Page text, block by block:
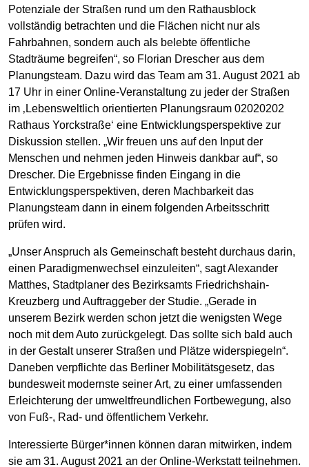
Potenziale der Straßen rund um den Rathausblock
vollständig betrachten und die Flächen nicht nur als
Fahrbahnen, sondern auch als belebte öffentliche
Stadträume begreifen“, so Florian Drescher aus dem
Planungsteam. Dazu wird das Team am 31. August 2021 ab
17 Uhr in einer Online-Veranstaltung zu jeder der Straßen
im ‚Lebensweltlich orientierten Planungsraum 02020202
Rathaus Yorckstraße‘ eine Entwicklungsperspektive zur
Diskussion stellen. „Wir freuen uns auf den Input der
Menschen und nehmen jeden Hinweis dankbar auf“, so
Drescher. Die Ergebnisse finden Eingang in die
Entwicklungsperspektiven, deren Machbarkeit das
Planungsteam dann in einem folgenden Arbeitsschritt
prüfen wird.
„Unser Anspruch als Gemeinschaft besteht durchaus darin,
einen Paradigmenwechsel einzuleiten“, sagt Alexander
Matthes, Stadtplaner des Bezirksamts Friedrichshain-
Kreuzberg und Auftraggeber der Studie. „Gerade in
unserem Bezirk werden schon jetzt die wenigsten Wege
noch mit dem Auto zurückgelegt. Das sollte sich bald auch
in der Gestalt unserer Straßen und Plätze widerspiegeln“.
Daneben verpflichte das Berliner Mobilitätsgesetz, das
bundesweit modernste seiner Art, zu einer umfassenden
Erleichterung der umweltfreundlichen Fortbewegung, also
von Fuß-, Rad- und öffentlichem Verkehr.
Interessierte Bürger*innen können daran mitwirken, indem
sie am 31. August 2021 an der Online-Werkstatt teilnehmen.